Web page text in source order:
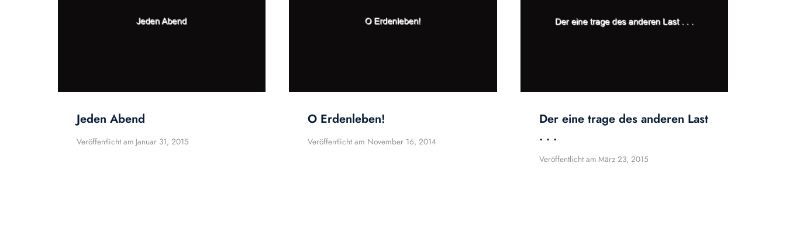
Jeden Abend
Veröffentlicht am Januar 31, 2015
O Erdenleben!
Veröffentlicht am November 16, 2014
Der eine trage des anderen Last
. . .
Veröffentlicht am März 23, 2015